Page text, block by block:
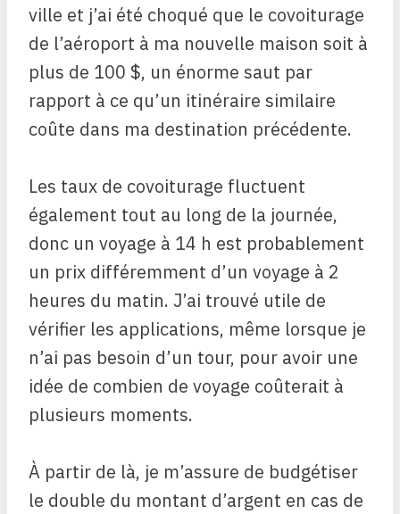
ville et j’ai été choqué que le covoiturage
de l’aéroport à ma nouvelle maison soit à
plus de 100 $, un énorme saut par
rapport à ce qu’un itinéraire similaire
coûte dans ma destination précédente.
Les taux de covoiturage fluctuent
également tout au long de la journée,
donc un voyage à 14 h est probablement
un prix différemment d’un voyage à 2
heures du matin. J’ai trouvé utile de
vérifier les applications, même lorsque je
n’ai pas besoin d’un tour, pour avoir une
idée de combien de voyage coûterait à
plusieurs moments.
À partir de là, je m’assure de budgétiser
le double du montant d’argent en cas de